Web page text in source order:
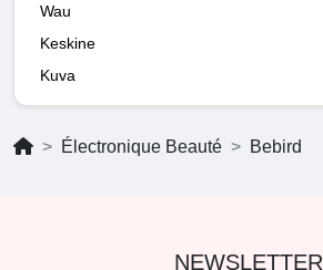
Wau
Keskine
Kuva
Électronique Beauté Bebird
NEWSLETTER